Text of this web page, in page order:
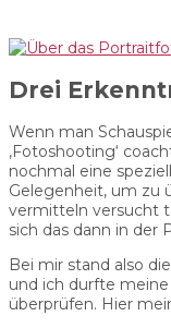
Drei
Wenn man
‚Fotoshooting‘
nochmal eine
Gelegenheit, um zu
vermitteln versucht
sich das dann in der
Bei mir stand also
und ich durfte
überprüfen. Hier